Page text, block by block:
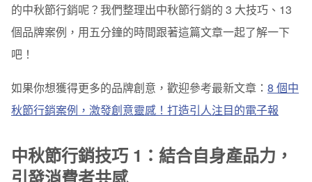
微熱山丘 — 打破傳統！跨界聯名新潮中秋禮盒
掌生穀粒糧商號 — 中秋只能賣月餅？用「秋收」意象融
香格里拉飯店 — 遊戲化節慶行銷，拉升客單價
中秋節行銷技巧 3：當消費者的貼心資訊統整王
蝦皮購物 — 插畫＋節慶話題創造趣味行銷
的中秋節行銷呢？我們整理出中秋節行銷的 3 大技巧、13
個品牌案例，用五分鐘的時間跟著這篇文章一起了解一下
吧！
如果你想獲得更多的品牌創意，歡迎參考最新文章： 8 個中
秋節行銷案例，激發創意靈感！打造引人注目的電子報
中秋節行銷技巧 1：結合自身產品力，